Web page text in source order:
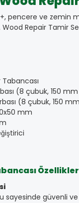
pencere ve zemin
Repair Tamir
Tabancası
(8 çubuk, 150
(8 çubuk, 150
mm
güvenli ve